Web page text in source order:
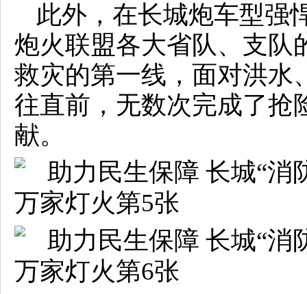
此外，在长城炮车型强
炮火联盟各大省队、支队
救灾的第一线，面对洪水
往直前，无数次完成了抢
献。